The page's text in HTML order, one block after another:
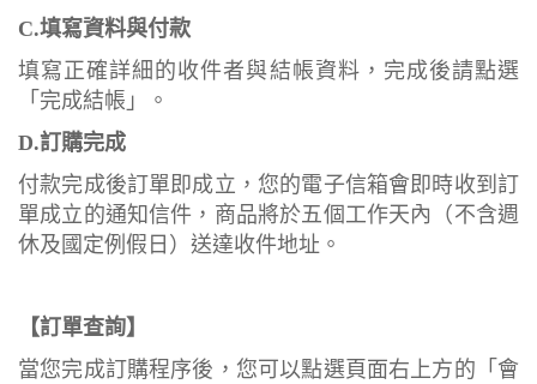
C.填寫資料與付款
填寫正確詳細的收件者與結帳資料，完成後請點選
「完成結帳」。
D.訂購完成
付款完成後訂單即成立，您的電子信箱會即時收到訂
單成立的通知信件，商品將於五個工作天內（不含週
休及國定例假日）送達收件地址。
【訂單查詢】
當您完成訂購程序後，您可以點選頁面右上方的「會